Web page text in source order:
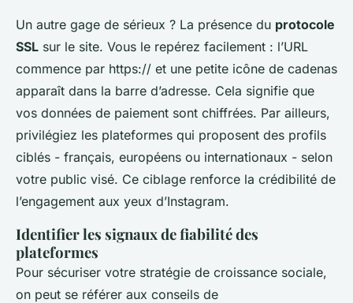
Un autre gage de sérieux ? La présence du protocole
SSL sur le site. Vous le repérez facilement : l’URL
commence par https:// et une petite icône de cadenas
apparaît dans la barre d’adresse. Cela signifie que
vos données de paiement sont chiffrées. Par ailleurs,
privilégiez les plateformes qui proposent des profils
ciblés - français, européens ou internationaux - selon
votre public visé. Ce ciblage renforce la crédibilité de
l’engagement aux yeux d’Instagram.
Identifier les signaux de fiabilité des
plateformes
Pour sécuriser votre stratégie de croissance sociale,
on peut se référer aux conseils de